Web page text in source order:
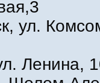
ул.
Ленина,